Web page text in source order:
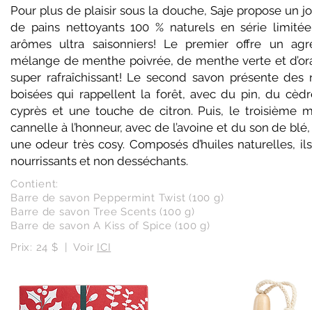
Pour plus de plaisir sous la douche, Saje propose un
de pains nettoyants 100 % naturels en série
arômes ultra saisonniers! Le premier offre un
mélange de menthe poivrée, de menthe verte et
super rafraîchissant! Le second savon présente des
boisées qui rappellent la forêt, avec du pin, du
cyprès et une touche de citron. Puis, le troisième
cannelle à l’honneur, avec de l’avoine et du son de
une odeur très cosy. Composés d’huiles naturelles,
nourrissants et non desséchants.
Contient:
Barre de savon Peppermint Twist (100 g)
Barre de savon Tree Scents (100 g)
Barre de savon A Kiss of Spice (100 g)​
Prix: 24 $ | Voir ICI